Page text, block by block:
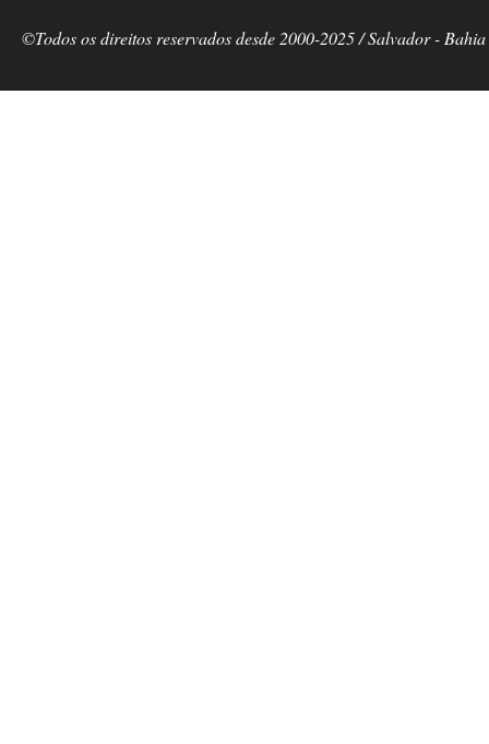
©Todos os direitos reservados desde 2000-2025 / Salvador -